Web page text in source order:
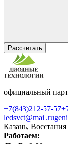
Рассчитать
официальный
+7(843)212-57-57
ledsvet@mail.ru
Казань,
Работаем: